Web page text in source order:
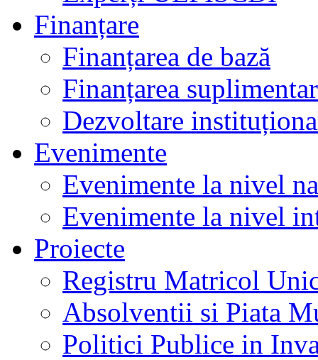
Finanțare
Finanțarea de bază
Finanțarea
Dezvoltare
Evenimente
Evenimente la nivel
Evenimente la nivel
Proiecte
Registru Matricol
Absolventii si Piata
Politici Publice in